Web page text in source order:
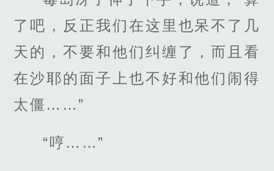
了吧，反正我们在这里也呆不了几
天的，不要和他们纠缠了，而且看
在沙耶的面子上也不好和他们闹得
太僵……”
“哼……”